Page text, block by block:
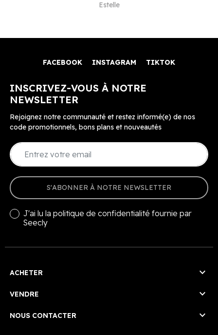
Estelle
FACEBOOK INSTAGRAM TIKTOK
INSCRIVEZ-VOUS À NOTRE
NEWSLETTER
Rejoignez notre communauté et restez informé(e) de nos
code promotionnels, bons plans et nouveautés
S'ABONNER À NOTRE NEWSLETTER
J'ai lu la politique de confidentialité fournie par
Seecly
ACHETER 
VENDRE 
NOUS CONTACTER 